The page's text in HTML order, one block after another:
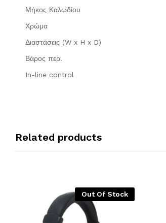
Μήκος Καλωδίου
Χρώμα
Διαστάσεις (W x H x D)
Βάρος περ.
In-line control
Related products
Out Of Stock